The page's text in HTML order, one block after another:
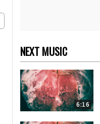
NEXT MUSIC
6:16